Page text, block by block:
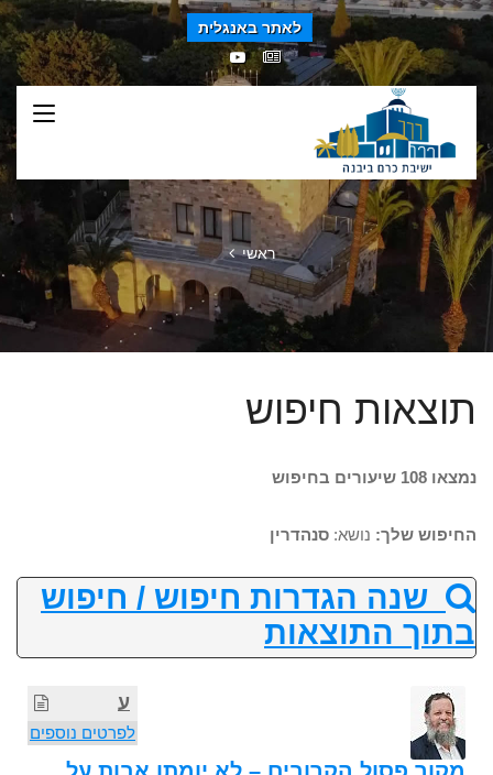
לאתר באנגלית
ראשי
תוצאות חיפוש
נמצאו 108 שיעורים בחיפוש
החיפוש שלך: נושא: סנהדרין
שנה הגדרות חיפוש / חיפוש
בתוך התוצאות
ע
לפרטים נוספים